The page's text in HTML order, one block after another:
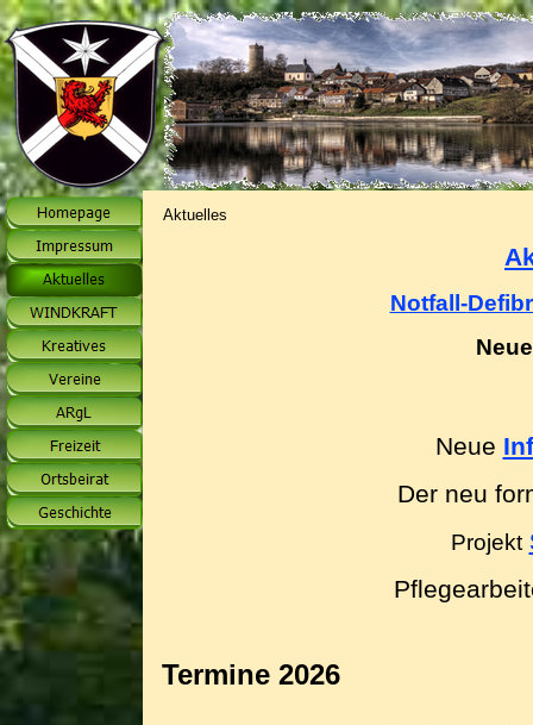
Aktuelles
Notfall-
Neue
Der neu
Projekt
Termine 2026